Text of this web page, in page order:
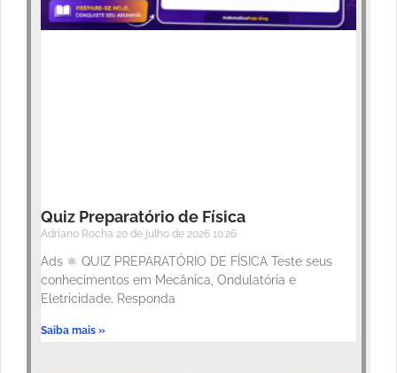
Quiz Preparatório de Física
Adriano Rocha 20 de julho de 2026 10:26
Ads ⚛️ QUIZ PREPARATÓRIO DE FÍSICA Teste seus
conhecimentos em Mecânica, Ondulatória e
Eletricidade. Responda
Saiba mais »